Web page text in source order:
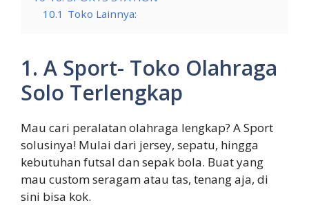
10.1 Toko Lainnya:
1. A Sport- Toko Olahraga
Solo Terlengkap
Mau cari peralatan olahraga lengkap? A Sport
solusinya! Mulai dari jersey, sepatu, hingga
kebutuhan futsal dan sepak bola. Buat yang
mau custom seragam atau tas, tenang aja, di
sini bisa kok.